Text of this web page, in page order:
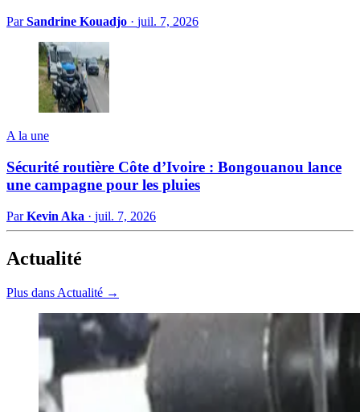
ParSandrine Kouadjo · juil. 7, 2026
A la une
Sécurité routière Côte d’Ivoire : Bongouanou lance
une campagne pour les pluies
ParKevin Aka · juil. 7, 2026
Actualité
Plus dans Actualité →